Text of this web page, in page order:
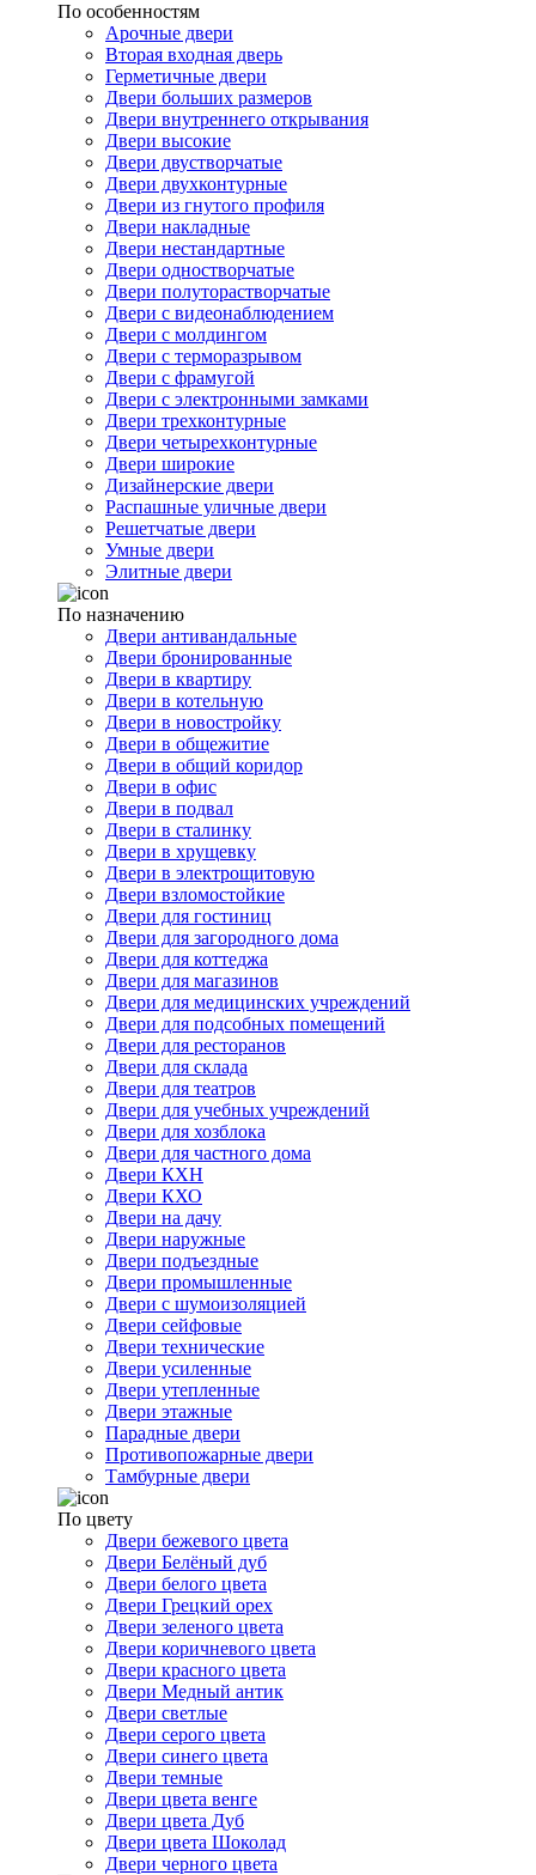
По особенностям
Арочные двери
Вторая входная дверь
Герметичные двери
Двери больших размеров
Двери внутреннего открывания
Двери высокие
Двери двустворчатые
Двери двухконтурные
Двери из гнутого профиля
Двери накладные
Двери нестандартные
Двери одностворчатые
Двери полуторастворчатые
Двери с видеонаблюдением
Двери с молдингом
Двери с терморазрывом
Двери с фрамугой
Двери с электронными замками
Двери трехконтурные
Двери четырехконтурные
Двери широкие
Дизайнерские двери
Распашные уличные двери
Решетчатые двери
Умные двери
Элитные двери
По назначению
Двери антивандальные
Двери бронированные
Двери в квартиру
Двери в котельную
Двери в новостройку
Двери в общежитие
Двери в общий коридор
Двери в офис
Двери в подвал
Двери в сталинку
Двери в хрущевку
Двери в электрощитовую
Двери взломостойкие
Двери для гостиниц
Двери для загородного дома
Двери для коттеджа
Двери для магазинов
Двери для медицинских учреждений
Двери для подсобных помещений
Двери для ресторанов
Двери для склада
Двери для театров
Двери для учебных учреждений
Двери для хозблока
Двери для частного дома
Двери КХН
Двери КХО
Двери на дачу
Двери наружные
Двери подъездные
Двери промышленные
Двери с шумоизоляцией
Двери сейфовые
Двери технические
Двери усиленные
Двери утепленные
Двери этажные
Парадные двери
Противопожарные двери
Тамбурные двери
По цвету
Двери бежевого цвета
Двери Белёный дуб
Двери белого цвета
Двери Грецкий орех
Двери зеленого цвета
Двери коричневого цвета
Двери красного цвета
Двери Медный антик
Двери светлые
Двери серого цвета
Двери синего цвета
Двери темные
Двери цвета венге
Двери цвета Дуб
Двери цвета Шоколад
Двери черного цвета